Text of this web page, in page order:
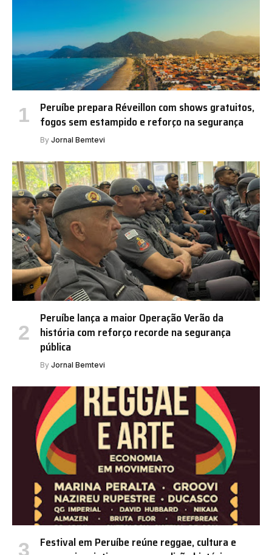
Peruíbe prepara Réveillon com shows gratuitos,
fogos sem estampido e reforço na segurança
By Jornal Bemtevi
Peruíbe lança a maior Operação Verão da
história com reforço recorde na segurança
pública
By Jornal Bemtevi
Festival em Peruíbe reúne reggae, cultura e